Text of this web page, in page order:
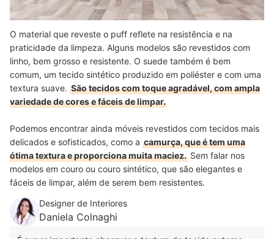
O material que reveste o puff reflete na resistência e na
praticidade da limpeza. Alguns modelos são revestidos com
linho, bem grosso e resistente. O suede também é bem
comum, um tecido sintético produzido em poliéster e com uma
textura suave. São tecidos com toque agradável, com ampla
variedade de cores e fáceis de limpar.
Podemos encontrar ainda móveis revestidos com tecidos mais
delicados e sofisticados, como a camurça, que é tem uma
ótima textura e proporciona muita maciez. Sem falar nos
modelos em couro ou couro sintético, que são elegantes e
fáceis de limpar, além de serem bem resistentes.
Designer de Interiores
Daniela Colnaghi